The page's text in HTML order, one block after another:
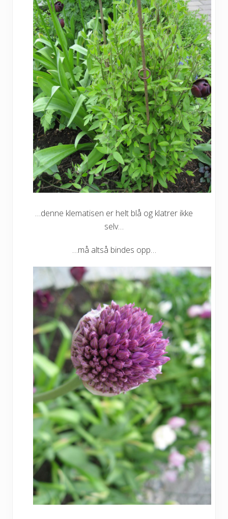
…denne klematisen er helt blå og klatrer ikke
selv…
…må altså bindes opp…